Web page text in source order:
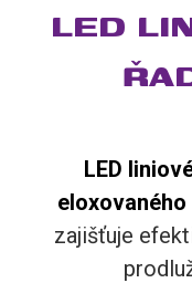
LED
LED
zajišťuje